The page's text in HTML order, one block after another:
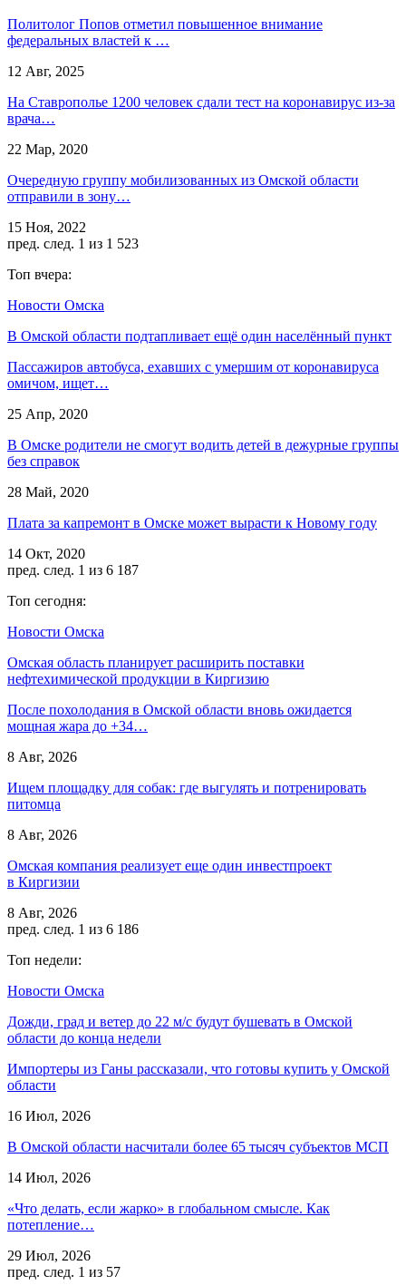
Политолог Попов отметил повышенное внимание
федеральных властей к …
12 Авг, 2025
На Ставрополье 1200 человек сдали тест на коронавирус из-за
врача…
22 Мар, 2020
Очередную группу мобилизованных из Омской области
отправили в зону…
15 Ноя, 2022
пред. след. 1 из 1 523
Топ вчера:
Новости Омска
В Омской области подтапливает ещё один населённый пункт
Пассажиров автобуса, ехавших с умершим от коронавируса
омичом, ищет…
25 Апр, 2020
В Омске родители не смогут водить детей в дежурные группы
без справок
28 Май, 2020
Плата за капремонт в Омске может вырасти к Новому году
14 Окт, 2020
пред. след. 1 из 6 187
Топ сегодня:
Новости Омска
Омская область планирует расширить поставки
нефтехимической продукции в Киргизию
После похолодания в Омской области вновь ожидается
мощная жара до +34…
8 Авг, 2026
Ищем площадку для собак: где выгулять и потренировать
питомца
8 Авг, 2026
Омская компания реализует еще один инвестпроект
в Киргизии
8 Авг, 2026
пред. след. 1 из 6 186
Топ недели:
Новости Омска
Дожди, град и ветер до 22 м/с будут бушевать в Омской
области до конца недели
Импортеры из Ганы рассказали, что готовы купить у Омской
области
16 Июл, 2026
В Омской области насчитали более 65 тысяч субъектов МСП
14 Июл, 2026
«Что делать, если жарко» в глобальном смысле. Как
потепление…
29 Июл, 2026
пред. след. 1 из 57